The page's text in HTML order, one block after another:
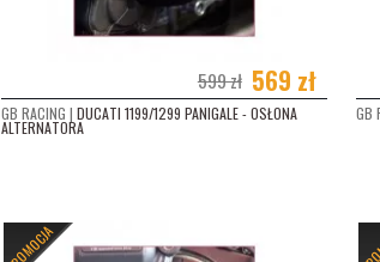
KTM 990 SUPERDUKE (2005 - 2013)
(3)
KTM 1290 SUPER DUKE (2014 - 2019) (1)
SUZUKI GSX-R 600/750 (2008 - 2010)
599 zł 569 zł
GB RACING | DUCATI 1199/1299 PANIGALE - OSŁONA
ALTERNATORA
GB
PROMOCJA